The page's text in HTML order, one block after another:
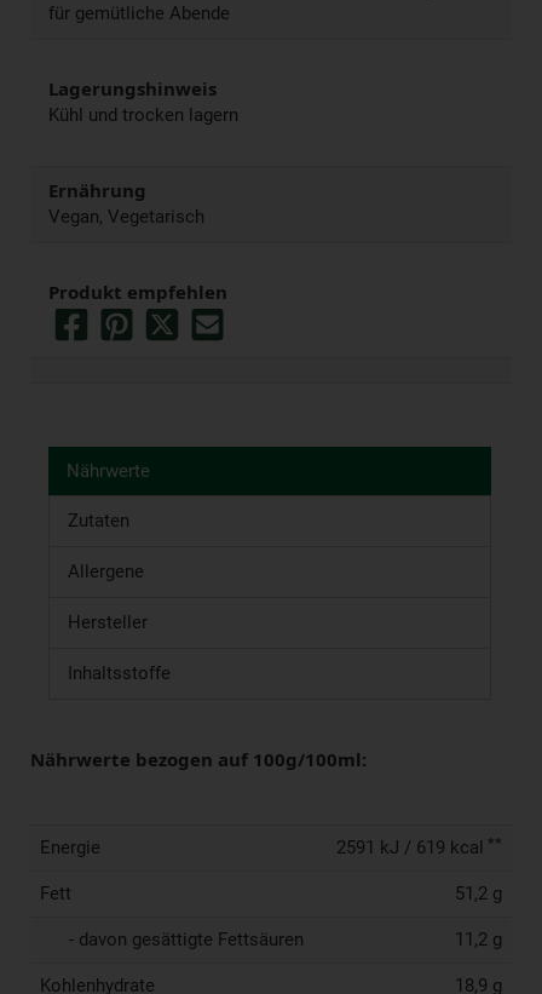
für gemütliche Abende
Lagerungshinweis
Kühl und trocken lagern
Ernährung
Vegan, Vegetarisch
Produkt empfehlen
Nährwerte
Zutaten
Allergene
Hersteller
Inhaltsstoffe
Nährwerte bezogen auf 100g/100ml:
Energie 2591 kJ / 619 kcal **
Fett 51,2 g
- davon gesättigte Fettsäuren 11,2 g
Kohlenhydrate 18,9 g